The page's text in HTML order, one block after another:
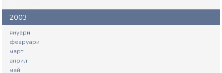
2003
януари
февруари
март
април
май